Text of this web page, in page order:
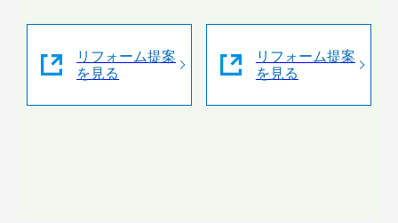
リフォーム提案
を見る
リフォーム提案
を見る